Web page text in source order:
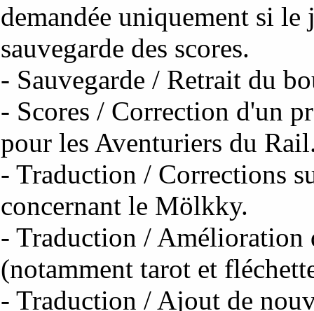
demandée uniquement si
sauvegarde des scores.
- Sauvegarde / Retrait du
- Scores / Correction d'un
pour les Aventuriers du
- Traduction / Corrections
concernant le Mölkky.
- Traduction / Amélioration
(notamment tarot et
- Traduction / Ajout de